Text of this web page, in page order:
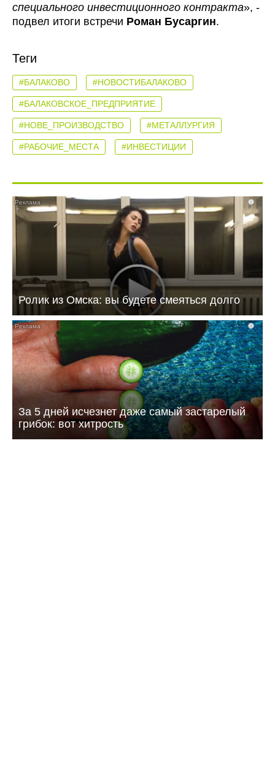
специального инвестиционного контракта», -
подвел итоги встречи Роман Бусаргин.
Теги
#БАЛАКОВО #НОВОСТИБАЛАКОВО
#БАЛАКОВСКОЕ_ПРЕДПРИЯТИЕ
#НОВЕ_ПРОИЗВОДСТВО #МЕТАЛЛУРГИЯ
#РАБОЧИЕ_МЕСТА #ИНВЕСТИЦИИ
i
Ролик из Омска: вы будете смеяться долго
i
За 5 дней исчезнет даже самый застарелый
грибок: вот хитрость